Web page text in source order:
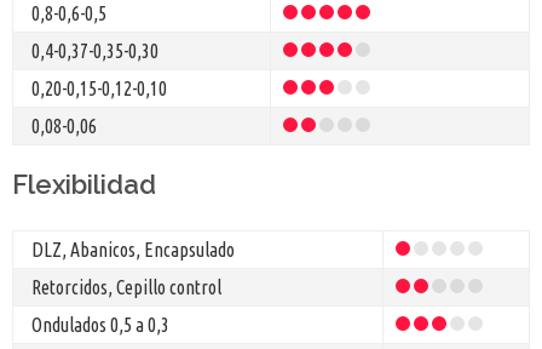
0,8-0,6-0,5
0,4-0,37-0,35-0,30
0,20-0,15-0,12-0,10
0,08-0,06
Flexibilidad
DLZ, Abanicos, Encapsulado
Retorcidos, Cepillo control
Ondulados 0,5 a 0,3